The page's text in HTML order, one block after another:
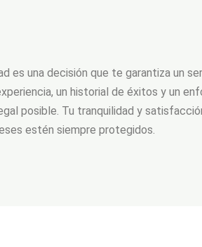
es una decisión que te garantiza un
un historial de éxitos y un
posible. Tu tranquilidad y
estén siempre protegidos.